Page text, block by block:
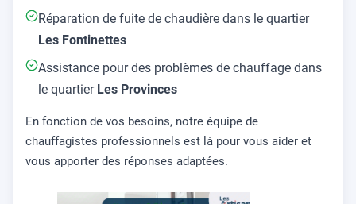
Réparation de fuite de chaudière dans le quartier
Les Fontinettes
Assistance pour des problèmes de chauffage dans
le quartier Les Provinces
En fonction de vos besoins, notre équipe de
chauffagistes professionnels est là pour vous aider et
vous apporter des réponses adaptées.